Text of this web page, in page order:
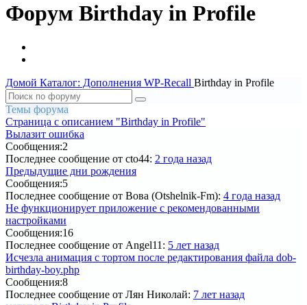
Форум Birthday in Profile
Домой Каталог: Дополнения WP-Recall Birthday in Profile
Темы форума
Страница c описанием "Birthday in Profile"
Вылазит ошибка
Сообщения:2
Последнее сообщение от cto44: 2 года назад
Предыдущие дни рождения
Сообщения:5
Последнее сообщение от Вова (Otshelnik-Fm): 4 года назад
Не функционирует приложение с рекомендованными
настройками
Сообщения:16
Последнее сообщение от Angel11: 5 лет назад
Исчезла анимация с тортом после редактирования файла dob-
birthday-boy.php
Сообщения:8
Последнее сообщение от Лян Николай: 7 лет назад